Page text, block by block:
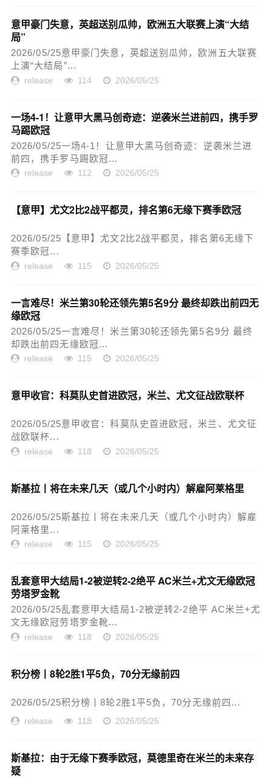
意甲豪门失意，英超送别瓜帅，欧洲五大联赛上演“大结
局”
2026/05/25意甲豪门失意，英超送别瓜帅，欧洲五大联赛
上演“大结局”...
release 114 2026/05/25
一场4-1！让意甲大黑马创奇迹：逆袭米兰进前四，携手罗
马踢欧冠
2026/05/25一场4-1！让意甲大黑马创奇迹：逆袭米兰进
前四，携手罗马踢欧冠...
release 112 2026/05/25
【意甲】尤文2比2战平都灵，排名第6无缘下赛季欧冠
2026/05/25【意甲】尤文2比2战平都灵，排名第6无缘下
赛季欧冠...
release 115 2026/05/25
一言难尽！米兰第30轮还领先第5名9分 最终却跌出前四无
缘欧冠
2026/05/25一言难尽！米兰第30轮还领先第5名9分 最终
却跌出前四无缘欧冠...
release 115 2026/05/25
意甲收官：科莫队史首进欧冠，米兰、尤文征战欧联杯
2026/05/25意甲收官：科莫队史首进欧冠，米兰、尤文征
战欧联杯...
release 118 2026/05/25
斯基拉丨将在未来几天（或几个小时内）解雇阿莱格里
2026/05/25斯基拉丨将在未来几天（或几个小时内）解雇
阿莱格里...
release 115 2026/05/25
乱套意甲大结局1-2被逆转2-2绝平 AC米兰+尤文无缘欧冠
劳塔罗金靴
2026/05/25乱套意甲大结局1-2被逆转2-2绝平 AC米兰+尤
文无缘欧冠劳塔罗金靴...
release 118 2026/05/25
积分榜丨8轮2胜1平5负，70分无缘前四
2026/05/25积分榜丨8轮2胜1平5负，70分无缘前四...
release 118 2026/05/25
斯基拉：由于无缘下赛季欧冠，莫德里奇在米兰的未来存
疑